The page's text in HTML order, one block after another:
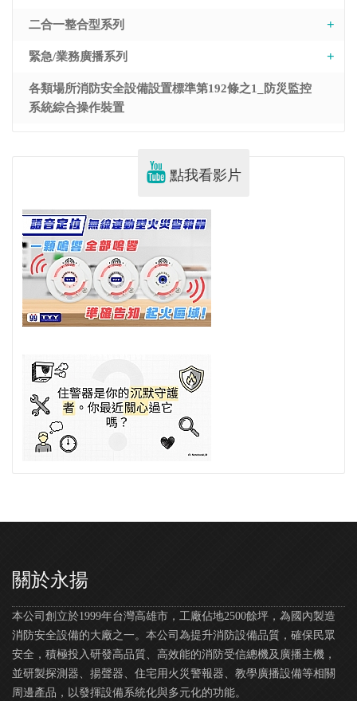
二合一整合型系列
緊急/業務廣播系列
各類場所消防安全設備設置標準第192條之1_防災監控
系統綜合操作裝置
點我看影片
關於永揚
本公司創立於1999年台灣高雄市，工廠佔地2500餘坪，為國內製造
消防安全設備的大廠之一。本公司為提升消防設備品質，確保民眾
安全，積極投入研發高品質、高效能的消防受信總機及廣播主機，
並研製探測器、揚聲器、住宅用火災警報器、教學廣播設備等相關
周邊產品，以發揮設備系統化與多元化的功能。